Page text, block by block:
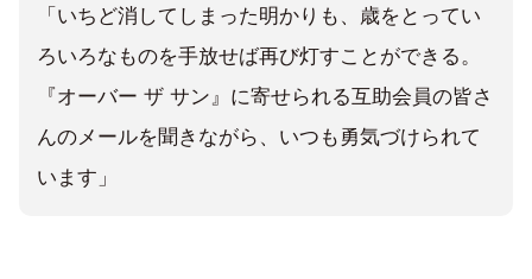
「いちど消してしまった明かりも、歳をとってい
ろいろなものを手放せば再び灯すことができる。
『オーバー ザ サン』に寄せられる互助会員の皆さ
んのメールを聞きながら、いつも勇気づけられて
います」